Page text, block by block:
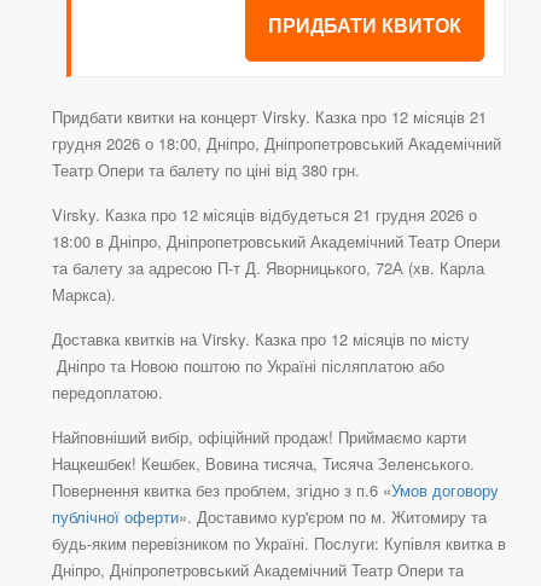
ПРИДБАТИ КВИТОК
Придбати квитки на концерт Virsky. Казка про 12 місяців 21
грудня 2026 о 18:00, Дніпро, Дніпропетровський Академічний
Театр Опери та балету по ціні від 380 грн.
Virsky. Казка про 12 місяців відбудеться 21 грудня 2026 о
18:00 в Дніпро, Дніпропетровський Академічний Театр Опери
та балету за адресою П-т Д. Яворницького, 72А (хв. Карла
Маркса).
Доставка квитків на Virsky. Казка про 12 місяців по місту
Дніпро та Новою поштою по Україні післяплатою або
передоплатою.
Найповніший вибір, офіційний продаж! Приймаємо карти
Нацкешбек! Кешбек, Вовина тисяча, Тисяча Зеленського.
Повернення квитка без проблем, згідно з п.6 «Умов договору
публічної оферти». Доставимо кур'єром по м. Житомиру та
будь-яким перевізником по Україні. Послуги: Купівля квитка в
Дніпро, Дніпропетровський Академічний Театр Опери та